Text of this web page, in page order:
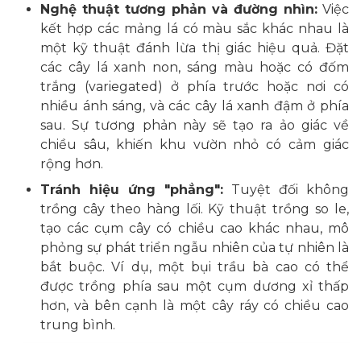
Nghệ thuật tương phản và đường nhìn: Việc
kết hợp các mảng lá có màu sắc khác nhau là
một kỹ thuật đánh lừa thị giác hiệu quả. Đặt
các cây lá xanh non, sáng màu hoặc có đốm
trắng (variegated) ở phía trước hoặc nơi có
nhiều ánh sáng, và các cây lá xanh đậm ở phía
sau. Sự tương phản này sẽ tạo ra ảo giác về
chiều sâu, khiến khu vườn nhỏ có cảm giác
rộng hơn.
Tránh hiệu ứng "phẳng": Tuyệt đối không
trồng cây theo hàng lối. Kỹ thuật trồng so le,
tạo các cụm cây có chiều cao khác nhau, mô
phỏng sự phát triển ngẫu nhiên của tự nhiên là
bắt buộc. Ví dụ, một bụi trầu bà cao có thể
được trồng phía sau một cụm dương xỉ thấp
hơn, và bên cạnh là một cây ráy có chiều cao
trung bình.